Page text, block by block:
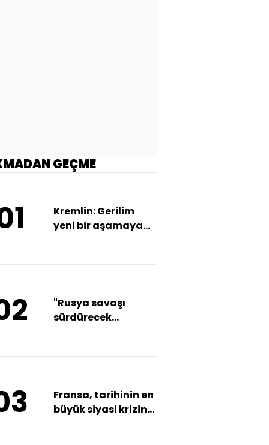
GEÇME
Kremlin: Gerilim
yeni bir aşamaya
"Rusya savaşı
sürdürecek
Fransa, tarihinin en
büyük siyasi krizini